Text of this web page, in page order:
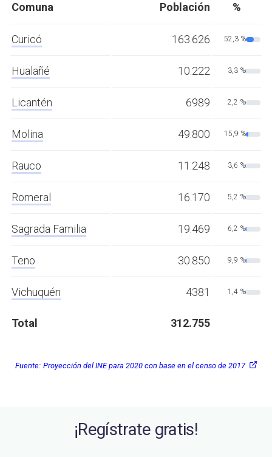
Comuna Población %
Curicó 163.626 52,3 %
Hualañé 10.222 3,3 %
Licantén 6989 2,2 %
Molina 49.800 15,9 %
Rauco 11.248 3,6 %
Romeral 16.170 5,2 %
Sagrada Familia 19.469 6,2 %
Teno 30.850 9,9 %
Vichuquén 4381 1,4 %
Total 312.755
Fuente: Proyección del INE para 2020 con base en el censo de 2017
¡Regístrate gratis!